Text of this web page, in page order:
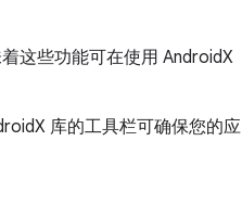
这些功能可在使用 AndroidX
库的工具栏可确保您的应